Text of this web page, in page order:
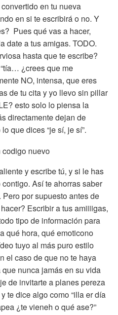
en tu nueva
en si te escribirá o no. Y
Pues qué vas a hacer,
date a tus amigas. TODO.
hasta que te escribe?
¿crees que me
NO, intensa, que eres
de tu cita y yo llevo sin pillar
esto solo lo piensa la
directamente dejan de
que dices “je sí, je sí”.
y escribe tú, y si le has
Así te ahorras saber
por supuesto antes de
Escribir a tus amiiiigas,
tipo de información para
qué hora, qué emoticono
tuyo al más puro estilo
el caso de que no te haya
nunca jamás en su vida
de invitarte a planes pereza
te dice algo como “illa er día
¿te vieneh o qué ase?”